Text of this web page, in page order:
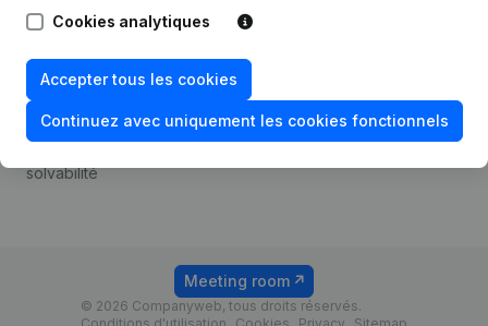
Cookies analytiques
Accepter tous les cookies
Continuez avec uniquement les cookies fonctionnels
Consulter des comptes
Recherche de numéro de
TVA
solvabilité
Tarifs
© 2026 Companyweb, tous droits réservés.
Meeting room